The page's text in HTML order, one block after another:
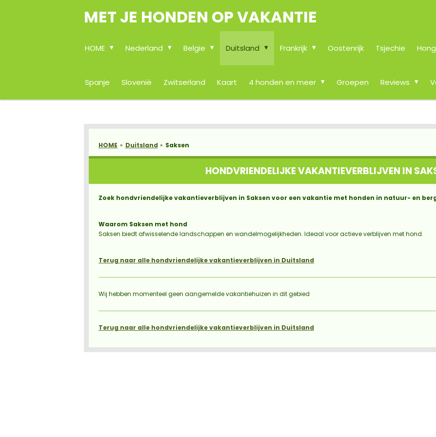
MET JE HONDEN OP VAKANTIE
HOME Nederland Belgie Duitsland Frankrijk Oostenrijk Tsjechie
Spanje Slovenië Zwitserland Kaart 4 honden en meer Groepen Reviews
HOME » Duitsland » Saksen
HONDVRIENDELIJKE VAKANTIEVERBLIJVEN IN
Zoek hondvriendelijke vakantieverblijven in Saksen voor een vakantie met honden in natuur- en
Waarom Saksen met hond
Saksen biedt afwisselende landschappen en wandelmogelijkheden. Ideaal voor actieve verblijven met hond.
Terug naar alle hondvriendelijke vakantieverblijven in Duitsland
Wij hebben momenteel geen aangemelde vakantiehuizen in dit gebied
Terug naar alle hondvriendelijke vakantieverblijven in Duitsland